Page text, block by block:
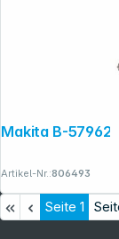
Artikel-Nr.:806493
Seite 1